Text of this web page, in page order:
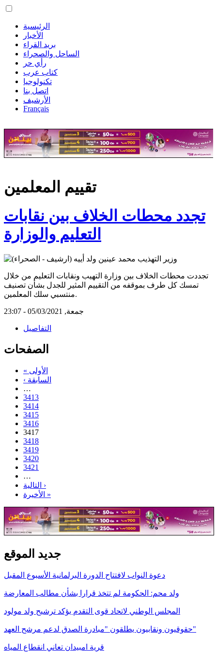
الرئيسية
الأخبار
بريد القراء
الساحل والصحراء
رأي حر
كتاب عرب
تكنولوجيا
اتصل بنا
الأرشيف
Français
تقييم المعلمين
تجدد محطات الخلاف بين نقابات
التعليم والوزارة
تجددت محطات الخلاف بين وزارة التهيب ونقابات التعليم من خلال
تمسك كل طرف بموقفه من التقييم المثير للجدل بشأن تصنيف
منتسبي سلك المعلمين.
جمعة, 05/03/2021 - 23:07
التفاصيل
الصفحات
« الأولى
‹ السابقة
…
3413
3414
3415
3416
3417
3418
3419
3420
3421
…
التالية ›
الأخيرة »
جديد الموقع
دعوة النواب لافتتاح الدورة البرلمانية الأسبوع المقبل
ولد محم: الحكومة لم تتخذ قرارا بشأن مطالب المعارضة
المجلس الوطني لاتحاد قوى التقدم يؤكد ترشيح ولد مولود
حقوقيون ونقابيون يطلقون "مبادرة الصدق لدعم مرشح العهد"
قرية امبيدان تعاني انقطاع المياه